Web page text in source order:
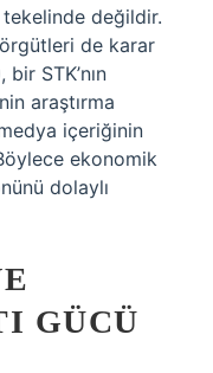
değildir.
de karar
STK’nın
araştırma
içeriğinin
ekonomik
dolaylı
GÜCÜ